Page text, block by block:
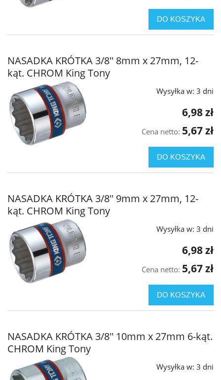
DO KOSZYKA
NASADKA KRÓTKA 3/8'' 8mm x 27mm, 12-
kąt. CHROM King Tony
Wysyłka w: 3 dni
6,98 zł
Cena netto: 5,67 zł
DO KOSZYKA
NASADKA KRÓTKA 3/8'' 9mm x 27mm, 12-
kąt. CHROM King Tony
Wysyłka w: 3 dni
6,98 zł
Cena netto: 5,67 zł
DO KOSZYKA
NASADKA KRÓTKA 3/8'' 10mm x 27mm 6-kąt.
CHROM King Tony
Wysyłka w: 3 dni